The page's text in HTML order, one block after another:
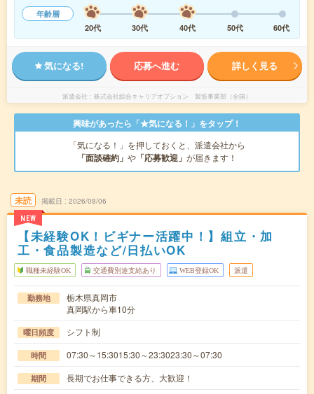
年齢層
20代
30代 40代 50代 60代
気になる! 応募へ進む 詳しく見る
派遣会社 株式会社綜合キャリアオプション 製造事業部（全国）
興味があったら「★気になる！」をタップ！
「気になる！」を押しておくと、派遣会社から
「面談確約」 や 「応募歓迎」 が届きます！
未読
NEW
掲載日 2026/08/06
【未経験OK！ビギナー活躍中！】組立・加
工・食品製造など/日払いOK
職種未経験OK 交通費別途支給あり WEB登録OK 派遣
勤務地
栃木県真岡市
真岡駅から車10分
曜日頻度 シフト制
時間 07:30～15:3015:30～23:3023:30～07:30
期間 長期でお仕事できる方、大歓迎！